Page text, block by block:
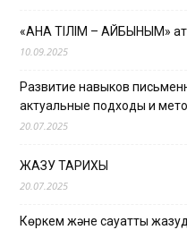
«АНА ТІЛІМ – АЙБЫНЫМ»
10.09.2025
Развитие навыков
актуальные подходы и
20.07.2025
ЖАЗУ ТАРИХЫ
20.07.2025
Көркем және сауатты